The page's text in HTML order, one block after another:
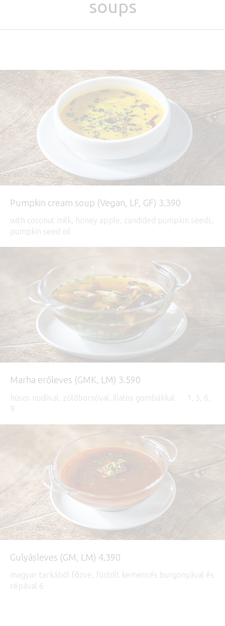
soups
Pumpkin cream soup (Vegan, LF, GF) 3.390
with coconut milk, honey apple, candided pumpkin seeds,
pumpkin seed oil
Marha erőleves (GMK, LM) 3.590
húsos nudlival, zöldborsóval, illatos gombákkal 1, 3, 6,
9
Gulyásleves (GM, LM) 4.390
magyar tarkából főzve, füstölt kemencés burgonyával és
répával 6